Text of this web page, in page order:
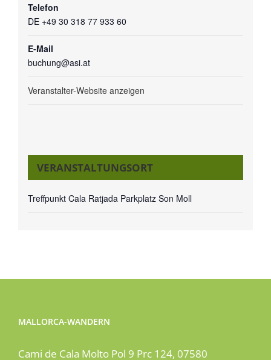
Telefon
DE +49 30 318 77 933 60
E-Mail
buchung@asi.at
Veranstalter-Website anzeigen
VERANSTALTUNGSORT
Treffpunkt Cala Ratjada Parkplatz Son Moll
MALLORCA-WANDERN
Cami de Cala Molto Pol 9 Prc 124, 07580